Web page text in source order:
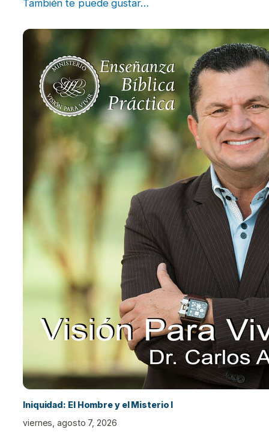
También te puede gustar…
Iniquidad: El Hombre y el Misterio I
viernes, agosto 7, 2026